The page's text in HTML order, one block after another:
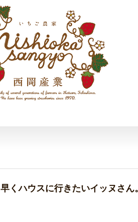
早くハウスに行きたいイッヌさん